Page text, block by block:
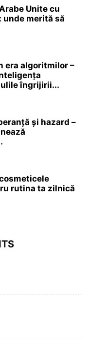
Unite cu
unde merită să
era algoritmilor –
îngrijirii...
și hazard –
rutina ta zilnică